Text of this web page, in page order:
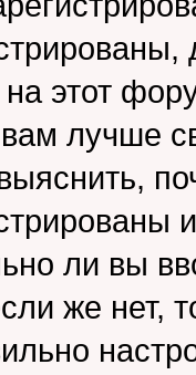
на этот
вам лучше
ли вы
же нет,